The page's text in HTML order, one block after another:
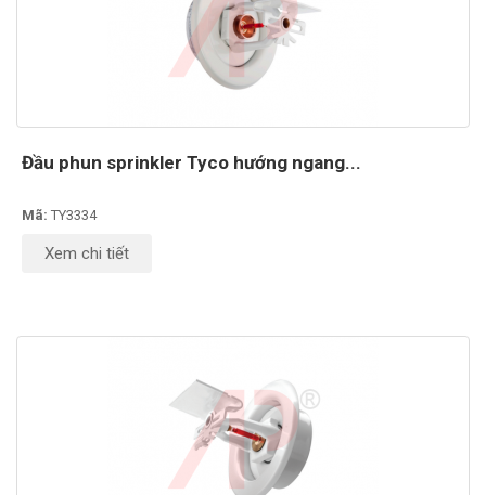
Đầu phun sprinkler Tyco hướng ngang...
Mã: TY3334
Xem chi tiết